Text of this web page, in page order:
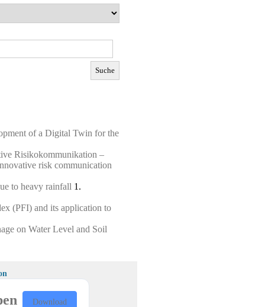
of a Digital Twin for the
Risikokommunikation –
risk communication
to heavy rainfall 1.
(PFI) and its application to
on Water Level and Soil
Download